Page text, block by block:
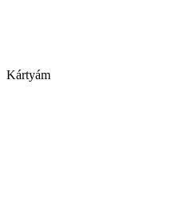
Kártyám